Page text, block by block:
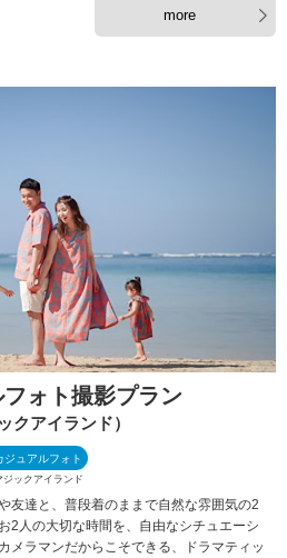
more
ォト撮影プラン
クアイランド）
ジュアルフォト
ジックアイランド
友達と、普段着のままで自然な雰囲気の2
2人の大切な時間を、自由なシチュエーシ
メラマンだからこそできる、ドラマティッ